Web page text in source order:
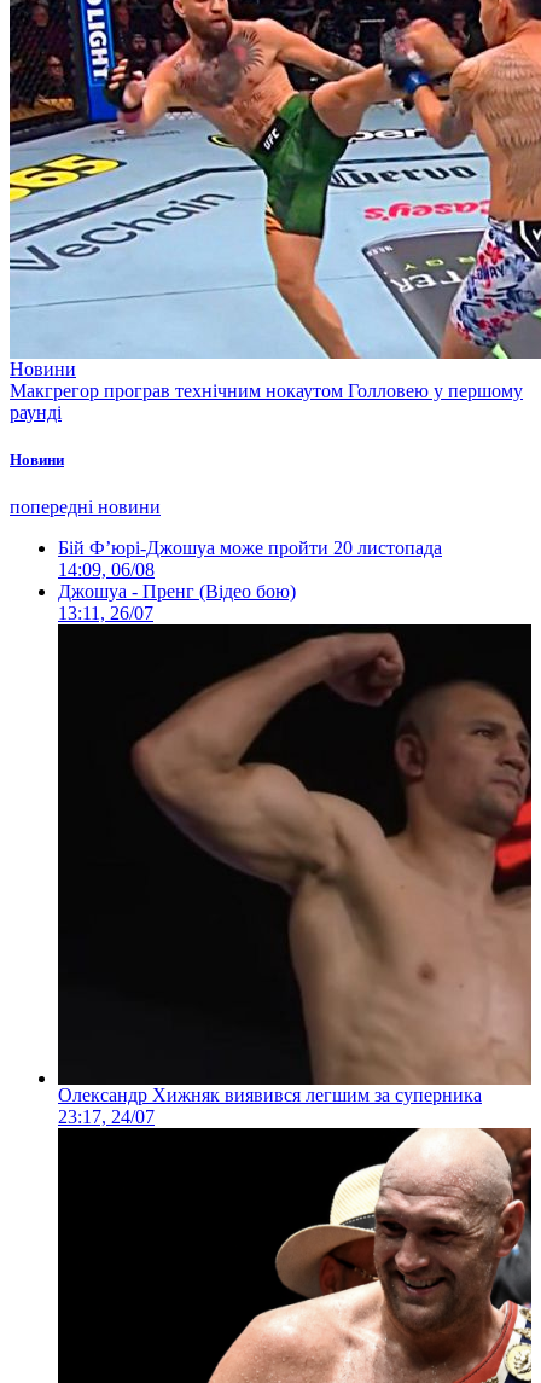
Новини
Макгрегор програв технічним нокаутом Голловею у першому
раунді
Новини
попередні новини
Бій Ф’юрі-Джошуа може пройти 20 листопада
14:09, 06/08
Джошуа - Пренг (Відео бою)
13:11, 26/07
Олександр Хижняк виявився легшим за суперника
23:17, 24/07